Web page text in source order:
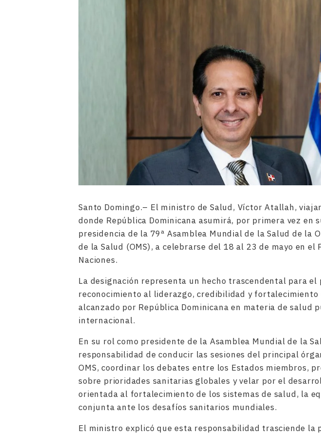
Santo Domingo.– El ministro de Salud, Víctor Atallah,
donde República Dominicana asumirá, por primera vez en
presidencia de la 79ª Asamblea Mundial de la Salud de la
de la Salud (OMS), a celebrarse del 18 al 23 de mayo en el
Naciones.
La designación representa un hecho trascendental para el
reconocimiento al liderazgo, credibilidad y
alcanzado por República Dominicana en materia de salud
internacional.
En su rol como presidente de la Asamblea Mundial de la
responsabilidad de conducir las sesiones del principal
OMS, coordinar los debates entre los Estados miembros,
sobre prioridades sanitarias globales y velar por el
orientada al fortalecimiento de los sistemas de salud, la
conjunta ante los desafíos sanitarios mundiales.
El ministro explicó que esta responsabilidad trasciende la